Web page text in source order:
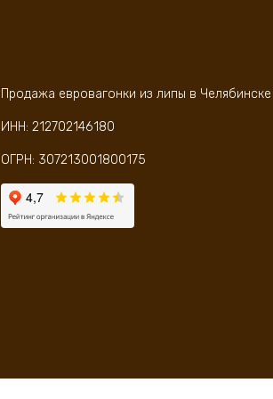
В корзину
70л. нерж. 0,8мм AISI 430
8100₽
Продажа евровагонки из липы в Челябинске
ИНН: 212702146180
ОГРН: 307213001800175